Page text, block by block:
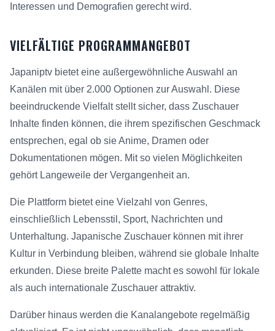
Interessen und Demografien gerecht wird.
VIELFÄLTIGE PROGRAMMANGEBOT
Japaniptv bietet eine außergewöhnliche Auswahl an
Kanälen mit über 2.000 Optionen zur Auswahl. Diese
beeindruckende Vielfalt stellt sicher, dass Zuschauer
Inhalte finden können, die ihrem spezifischen Geschmack
entsprechen, egal ob sie Anime, Dramen oder
Dokumentationen mögen. Mit so vielen Möglichkeiten
gehört Langeweile der Vergangenheit an.
Die Plattform bietet eine Vielzahl von Genres,
einschließlich Lebensstil, Sport, Nachrichten und
Unterhaltung. Japanische Zuschauer können mit ihrer
Kultur in Verbindung bleiben, während sie globale Inhalte
erkunden. Diese breite Palette macht es sowohl für lokale
als auch internationale Zuschauer attraktiv.
Darüber hinaus werden die Kanalangebote regelmäßig